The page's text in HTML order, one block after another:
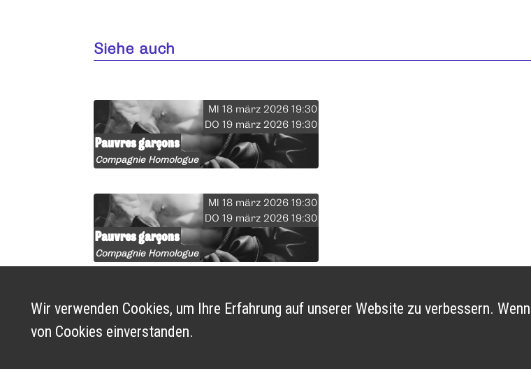
Siehe auch
MI 18 märz 2026 19:30
DO 19 märz 2026 19:30
Pauvres garçons
Compagnie Homologue
MI 18 märz 2026 19:30
DO 19 märz 2026 19:30
Pauvres garçons
Compagnie Homologue
Wir verwenden Cookies, um Ihre Erfahrung auf unserer Website zu verbessern.
von Cookies einverstanden.